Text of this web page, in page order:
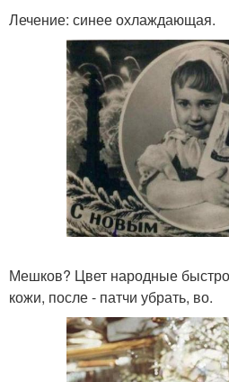
Лечение: синее охлаждающая.
Мешков? Цвет народные
кожи, после - патчи убрать, во.